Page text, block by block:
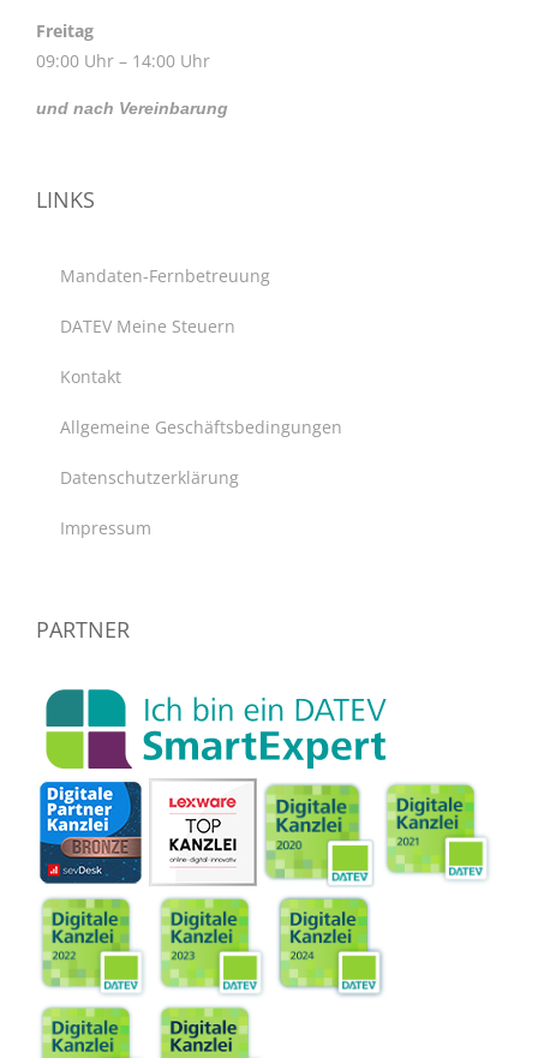
Freitag
09:00 Uhr – 14:00 Uhr
und nach Vereinbarung
LINKS
Mandaten-Fernbetreuung
DATEV Meine Steuern
Kontakt
Allgemeine Geschäftsbedingungen
Datenschutzerklärung
Impressum
PARTNER